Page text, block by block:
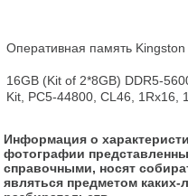
Оперативная память
16GB (Kit of 2*8GB) DDR5-
Kit, PC5-44800, CL46, 1Rx16,
Информация о
фотографии
справочными, носят
являться предметом